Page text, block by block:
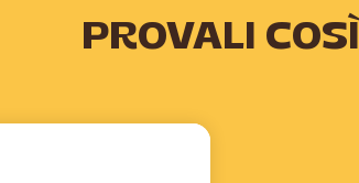
PROVALI COSÌ